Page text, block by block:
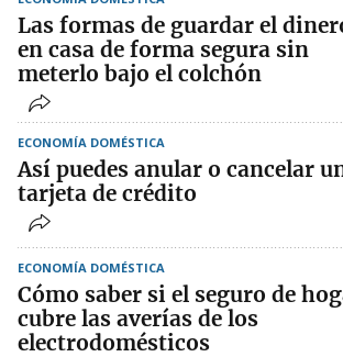
Las formas de guardar el
en casa de forma segura sin
meterlo bajo el colchón
ECONOMÍA DOMÉSTICA
Así puedes anular o cancelar
tarjeta de crédito
ECONOMÍA DOMÉSTICA
Cómo saber si el seguro de
cubre las averías de los
electrodomésticos